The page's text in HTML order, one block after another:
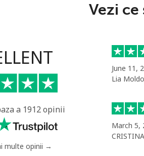
Vezi
a 1912 opinii
multe opinii →
June 11,
Lia
March 5,